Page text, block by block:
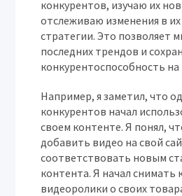
конкурентов, изучаю их
отслеживаю изменения в
стратегии. Это позволяет
последних трендов и
конкурентоспособность
Например, я заметил, что
конкурентов начал
своем контенте. Я понял,
добавить видео на свой
соответствовать новым
контента. Я начал снимать
видеоролики о своих